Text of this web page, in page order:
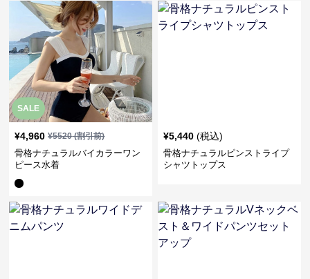
SALE
¥4,960 ¥5520(割引前)
骨格ナチュラルバイカラーワン
ピース水着
¥5,440 (税込)
骨格ナチュラルピンストライプ
シャツトップス